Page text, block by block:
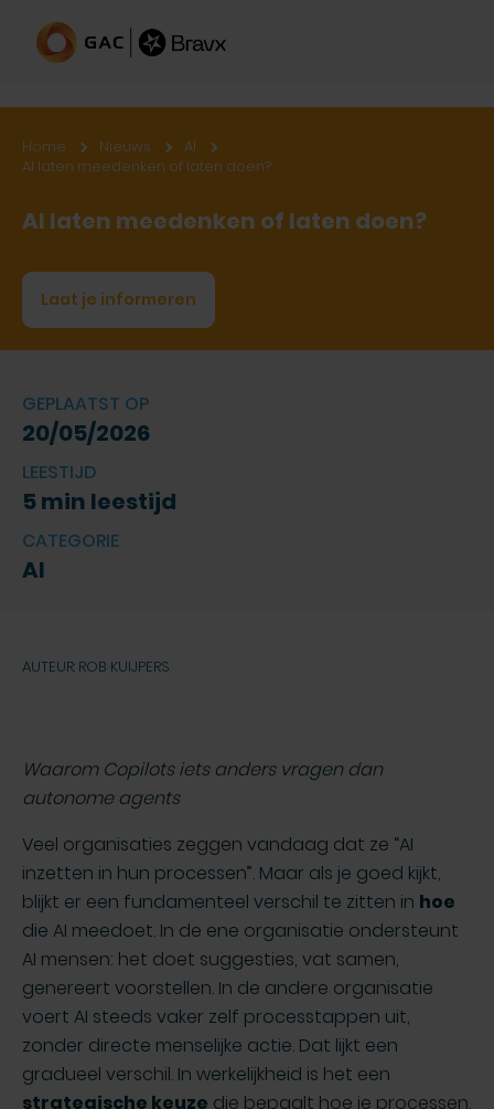
Home Nieuws
AI
AI laten meedenken of laten doen?
AI laten meedenken of laten doen?
Laat je informeren
GEPLAATST OP
20/05/2026
LEESTIJD
5 min leestijd
CATEGORIE
AI
AUTEUR: ROB KUIJPERS
Waarom Copilots iets anders vragen dan
autonome agents
Veel organisaties zeggen vandaag dat ze “AI
inzetten in hun processen”. Maar als je goed kijkt,
blijkt er een fundamenteel verschil te zitten in hoe
die AI meedoet. In de ene organisatie ondersteunt
AI mensen: het doet suggesties, vat samen,
genereert voorstellen. In de andere organisatie
voert AI steeds vaker zelf processtappen uit,
zonder directe menselijke actie. Dat lijkt een
gradueel verschil. In werkelijkheid is het een
strategische keuze die bepaalt hoe je processen,